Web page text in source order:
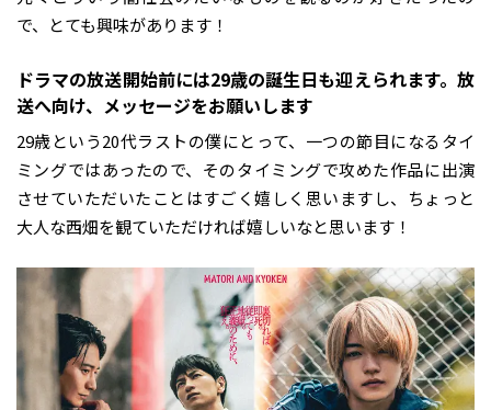
で、とても興味があります！
――ドラマの放送開始前には29歳の誕生日も迎えられます。放
送へ向け、メッセージをお願いします
29歳という20代ラストの僕にとって、一つの節目になるタイ
ミングではあったので、そのタイミングで攻めた作品に出演
させていただいたことはすごく嬉しく思いますし、ちょっと
大人な西畑を観ていただければ嬉しいなと思います！